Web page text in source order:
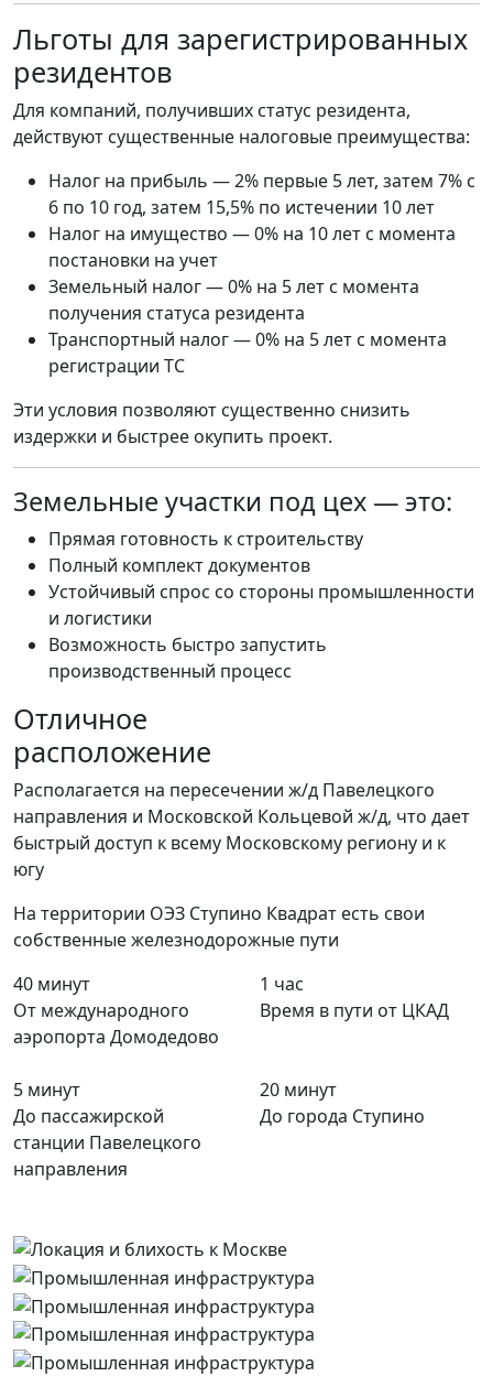
Льготы для зарегистрированных
резидентов
Для компаний, получивших статус резидента,
действуют существенные налоговые преимущества:
Налог на прибыль — 2% первые 5 лет, затем 7% с
6 по 10 год, затем 15,5% по истечении 10 лет
Налог на имущество — 0% на 10 лет с момента
постановки на учет
Земельный налог — 0% на 5 лет с момента
получения статуса резидента
Транспортный налог — 0% на 5 лет с момента
регистрации ТС
Эти условия позволяют существенно снизить
издержки и быстрее окупить проект.
Земельные участки под цех — это:
Прямая готовность к строительству
Полный комплект документов
Устойчивый спрос со стороны промышленности
и логистики
Возможность быстро запустить
производственный процесс
Отличное
расположение
Располагается на пересечении ж/д Павелецкого
направления и Московской Кольцевой ж/д, что дает
быстрый доступ к всему Московскому региону и к
югу
На территории ОЭЗ Ступино Квадрат есть свои
собственные железнодорожные пути
40 минут
От международного
аэропорта Домодедово
1 час
Время в пути от ЦКАД
5 минут
До пассажирской
станции Павелецкого
направления
20 минут
До города Ступино